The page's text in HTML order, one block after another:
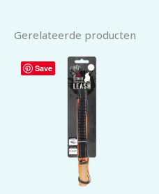
Gerelateerde producten
Save